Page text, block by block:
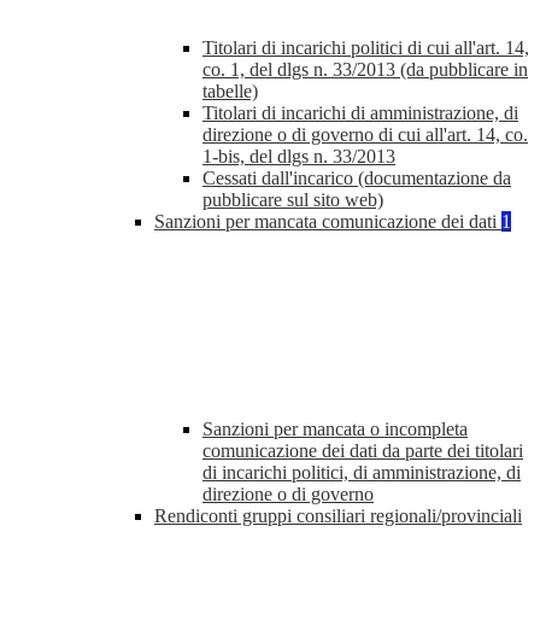
Titolari di incarichi politici di cui all'art. 14,
co. 1, del dlgs n. 33/2013 (da pubblicare in
tabelle)
Titolari di incarichi di amministrazione, di
direzione o di governo di cui all'art. 14, co.
1-bis, del dlgs n. 33/2013
Cessati dall'incarico (documentazione da
pubblicare sul sito web)
Sanzioni per mancata comunicazione dei dati 1
Sanzioni per mancata o incompleta
comunicazione dei dati da parte dei titolari
di incarichi politici, di amministrazione, di
direzione o di governo
Rendiconti gruppi consiliari regionali/provinciali